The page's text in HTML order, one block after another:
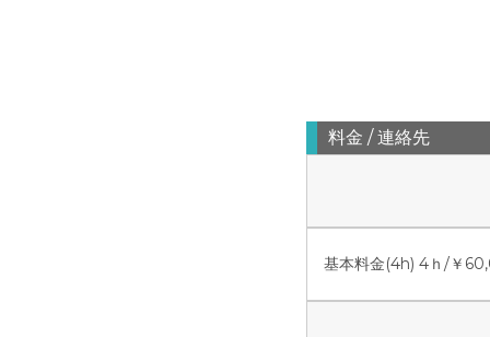
料金 / 連絡先
基本料金(4h) 4ｈ/￥